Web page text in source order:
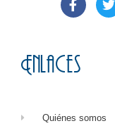
Enlaces
Quiénes somos